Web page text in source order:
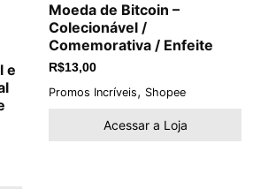
e
Moeda de Bitcoin –
Colecionável /
Comemorativa / Enfeite
R$13,00
Promos Incríveis, Shopee
Acessar a Loja